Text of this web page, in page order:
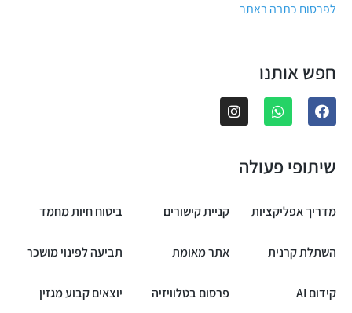
לפרסום כתבה באתר
חפש אותנו
שיתופי פעולה
מדריך אפליקציות קניית קישורים ביטוח חיות מחמד
השתלת קרנית אתר מאומת תביעה לפינוי מושכר
קידום AI פרסום בטלוויזיה יוצאים קבוע מגזין